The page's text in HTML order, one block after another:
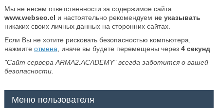
Мы не несем ответственности за содержимое сайта
www.webseo.cl и настоятельно рекомендуем не указывать
никаких своих личных данных на сторонних сайтах.
Если Вы не хотите рисковать безопасностью компьютера,
нажмите отмена , иначе вы будете перемещены через 4секунд
"Сайт сервера ARMA2.ACADEMY" всегда заботится о вашей
безопасности.
Меню пользователя